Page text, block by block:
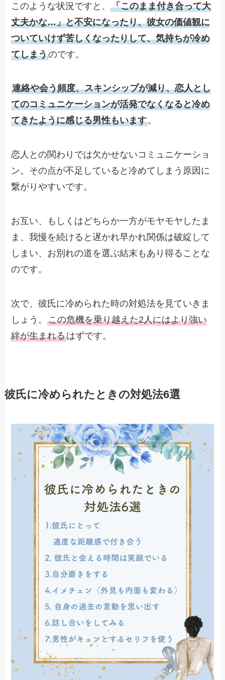
このような状況ですと、「このまま付き合って大
丈夫かな…」と不安になったり、彼女の価値観に
ついていけず苦しくなったりして、気持ちが冷め
てしまうのです。
連絡や会う頻度、スキンシップが減り、恋人とし
てのコミュニケーションが活発でなくなると冷め
てきたように感じる男性もいます。
恋人との関わりでは欠かせないコミュニケーショ
ン。その点が不足していると冷めてしまう原因に
繋がりやすいです。
お互い、もしくはどちらか一方がモヤモヤしたま
ま、我慢を続けると遅かれ早かれ関係は破綻して
しまい、お別れの道を選ぶ結末もあり得ることな
のです。
次で、彼氏に冷められた時の対処法を見ていきま
しょう。この危機を乗り越えた2人にはより強い
絆が生まれるはずです。
彼氏に冷められたときの対処法6選